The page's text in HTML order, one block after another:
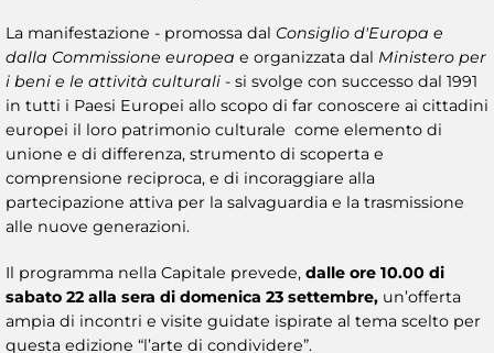
La manifestazione - promossa dal Consiglio d'Europa e
dalla Commissione europea e organizzata dal Ministero per
i beni e le attività culturali - si svolge con successo dal 1991
in tutti i Paesi Europei allo scopo di far conoscere ai cittadini
europei il loro patrimonio culturale come elemento di
unione e di differenza, strumento di scoperta e
comprensione reciproca, e di incoraggiare alla
partecipazione attiva per la salvaguardia e la trasmissione
alle nuove generazioni.
Il programma nella Capitale prevede, dalle ore 10.00 di
sabato 22 alla sera di domenica 23 settembre, un’offerta
ampia di incontri e visite guidate ispirate al tema scelto per
questa edizione “l’arte di condividere”.